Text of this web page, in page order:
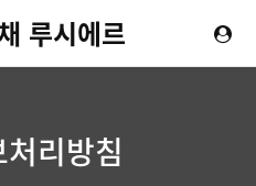
루시에르
리방침